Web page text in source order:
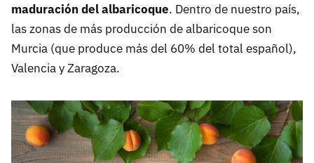
maduración del albaricoque. Dentro de nuestro país,
las zonas de más producción de albaricoque son
Murcia (que produce más del 60% del total español),
Valencia y Zaragoza.